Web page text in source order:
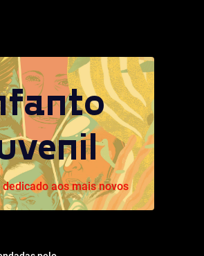
dedicado aos mais novos